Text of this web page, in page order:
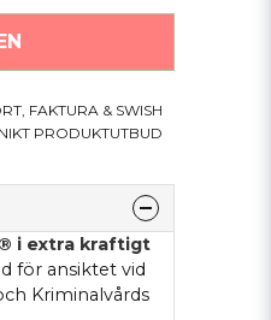
FAKTURA & SWISH
PRODUKTUTBUD
i extra kraftigt
för ansiktet vid
Kriminalvårds